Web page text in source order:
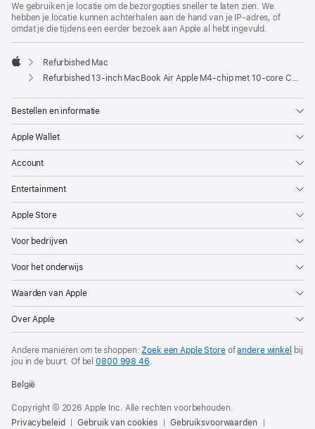
We gebruiken je locatie om de bezorgopties sneller te laten zien. We
hebben je locatie kunnen achterhalen aan de hand van je IP-adres, of
omdat je die tijdens een eerder bezoek aan Apple al hebt ingevuld.
Apple
Refurbished Mac
Refurbished 13‑inch MacBook Air Apple M4-chip met 10‑core CPU en 10‑core GPU - Sterrenlicht
Bestellen en informatie
Apple Wallet
Account
Entertainment
Apple Store
Voor bedrijven
Voor het onderwijs
Waarden van Apple
Over Apple
Andere manieren om te shoppen: Zoek een Apple Storeofandere winkel bij
jou in de buurt. Of bel0800 998 46
België
Copyright © 2026 Apple Inc. Alle rechten voorbehouden.
Privacybeleid
Gebruik van cookies Gebruiksvoorwaarden